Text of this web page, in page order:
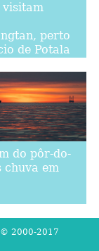
visitam
perto
de Potala
do pôr-do-
chuva em
© 2000-2017